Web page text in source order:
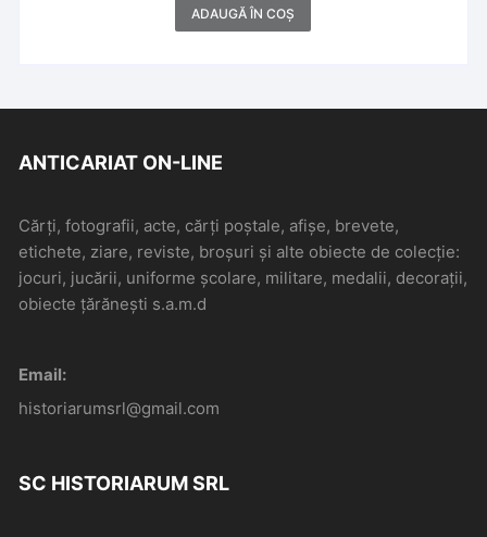
ADAUGĂ ÎN COȘ
ANTICARIAT ON-LINE
Cărți, fotografii, acte, cărți poștale, afișe, brevete,
etichete, ziare, reviste, broșuri și alte obiecte de colecție:
jocuri, jucării, uniforme școlare, militare, medalii, decorații,
obiecte țărănești s.a.m.d
Email:
historiarumsrl@gmail.com
SC HISTORIARUM SRL